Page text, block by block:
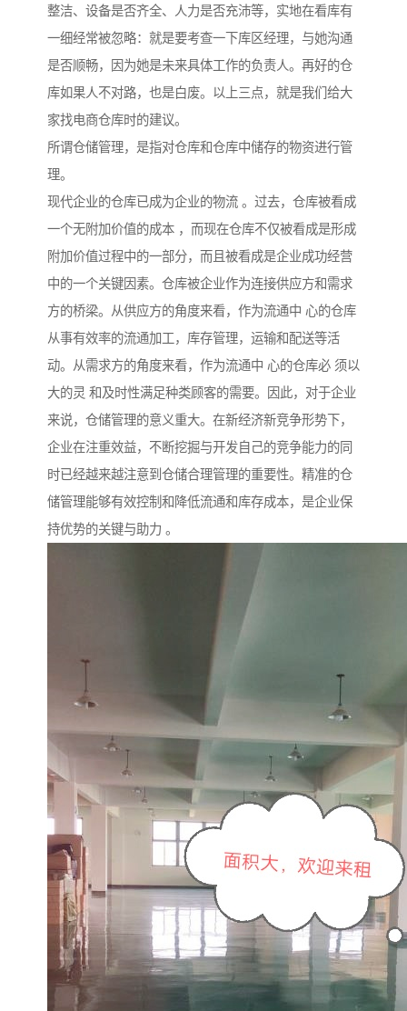
整洁、设备是否齐全、人力是否充沛等，实地在看库有
一细经常被忽略：就是要考查一下库区经理，与她沟通
是否顺畅，因为她是未来具体工作的负责人。再好的仓
库如果人不对路，也是白废。以上三点，就是我们给大
家找电商仓库时的建议。
所谓仓储管理，是指对仓库和仓库中储存的物资进行管
理。
现代企业的仓库已成为企业的物流 。过去，仓库被看成
一个无附加价值的成本 ，而现在仓库不仅被看成是形成
附加价值过程中的一部分，而且被看成是企业成功经营
中的一个关键因素。仓库被企业作为连接供应方和需求
方的桥梁。从供应方的角度来看，作为流通中 心的仓库
从事有效率的流通加工，库存管理，运输和配送等活
动。从需求方的角度来看，作为流通中 心的仓库必 须以
大的灵 和及时性满足种类顾客的需要。因此，对于企业
来说，仓储管理的意义重大。在新经济新竞争形势下，
企业在注重效益，不断挖掘与开发自己的竞争能力的同
时已经越来越注意到仓储合理管理的重要性。精准的仓
储管理能够有效控制和降低流通和库存成本，是企业保
持优势的关键与助力 。